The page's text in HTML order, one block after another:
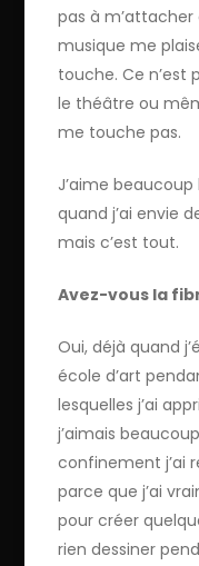
pas à m’attacher
musique me
touche. Ce n’est
le théâtre ou
me touche pas.
J’aime beaucoup
quand j’ai envie
mais c’est tout.
Avez-vous la
Oui, déjà quand
école d’art
lesquelles j’ai
j’aimais
confinement j’ai
parce que j’ai
pour créer
rien dessiner